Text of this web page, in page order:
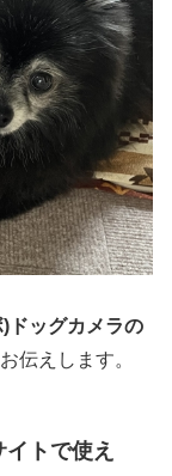
ドッグカメラの
お伝えします。
トで使え